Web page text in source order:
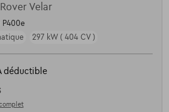
Velar
P400e
297 kW ( 404 CV )
déductible